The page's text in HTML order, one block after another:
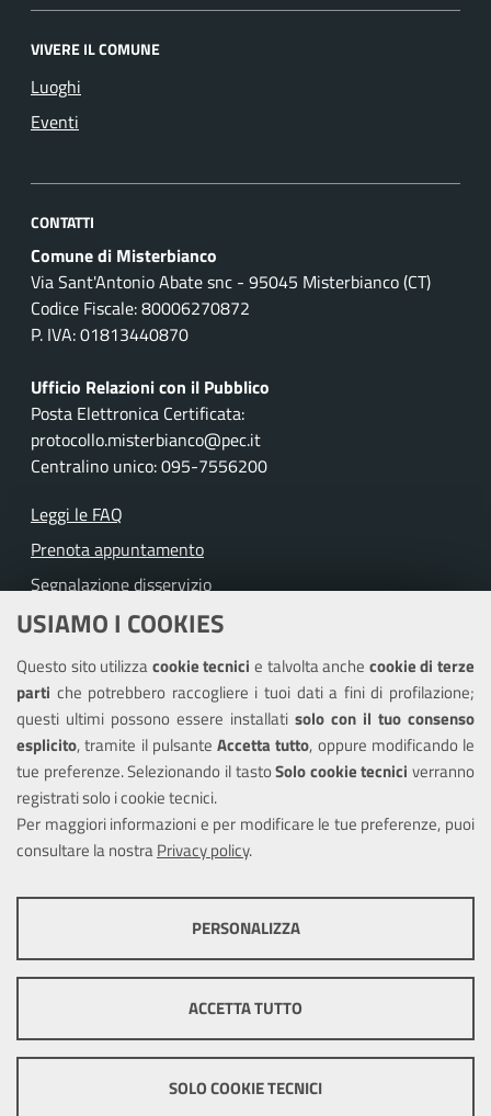
USIAMO I COOKIES
Questo sito utilizzacookie tecnicie talvolta anche cookie di terze
parti che potrebbero raccogliere i tuoi dati a fini di profilazione;
questi ultimi possono essere installati solo con il tuo consenso
esplicito, tramite il pulsante Accetta tutto, oppure modificando le
tue preferenze. Selezionando il tastoSolo cookie tecnici verranno
registrati solo i cookie tecnici.
Per maggiori informazioni e per modificare le tue preferenze, puoi
consultare la nostraPrivacy policy.
ottimale per ogni utente. Essi non raccolgono i tuoi dati e le tue
informazioni di navigazione per scopi di marketing e profilazione, e
pertanto possono essere utilizzati senza bisogno di acquisire il tuo
PERSONALIZZA
ACCETTA TUTTO
SOLO COOKIE TECNICI
VIVERE IL COMUNE
Luoghi
Eventi
CONTATTI
Comune di Misterbianco
Via Sant'Antonio Abate snc - 95045 Misterbianco (CT)
Codice Fiscale: 80006270872
P. IVA: 01813440870
Ufficio Relazioni con il Pubblico
Posta Elettronica Certificata:
protocollo.misterbianco@pec.it
Centralino unico: 095-7556200
Leggi le FAQ
Prenota appuntamento
Segnalazione disservizio
Richiesta assistenza
Amministrazione trasparente
Informativa privacy
Note legali
Piano di miglioramento del sito
Dichiarazione di accessibilità
Mappa del sito
Cookie